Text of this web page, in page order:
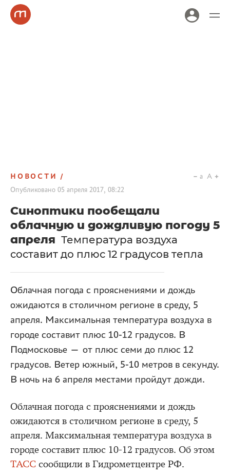
НОВОСТИ
Опубликовано 05 апреля 2017, 08:22
a A
Синоптики пообещали
облачную и дождливую погоду 5
апреля Температура воздуха
составит до плюс 12 градусов тепла
Облачная погода с прояснениями и дождь
ожидаются в столичном регионе в среду, 5
апреля. Максимальная температура воздуха в
городе составит плюс 10-12 градусов. В
Подмосковье — от плюс семи до плюс 12
градусов. Ветер южный, 5-10 метров в секунду.
В ночь на 6 апреля местами пройдут дожди.
Облачная погода с прояснениями и дождь
ожидаются в столичном регионе в среду, 5
апреля. Максимальная температура воздуха в
городе составит плюс 10-12 градусов. Об этом
ТАСС сообщили в Гидрометцентре РФ.